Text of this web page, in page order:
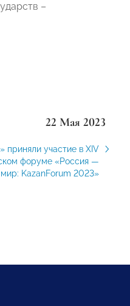
–
22 Мая 2023
участие в ХIV
форуме «Россия —
KazanForum 2023»